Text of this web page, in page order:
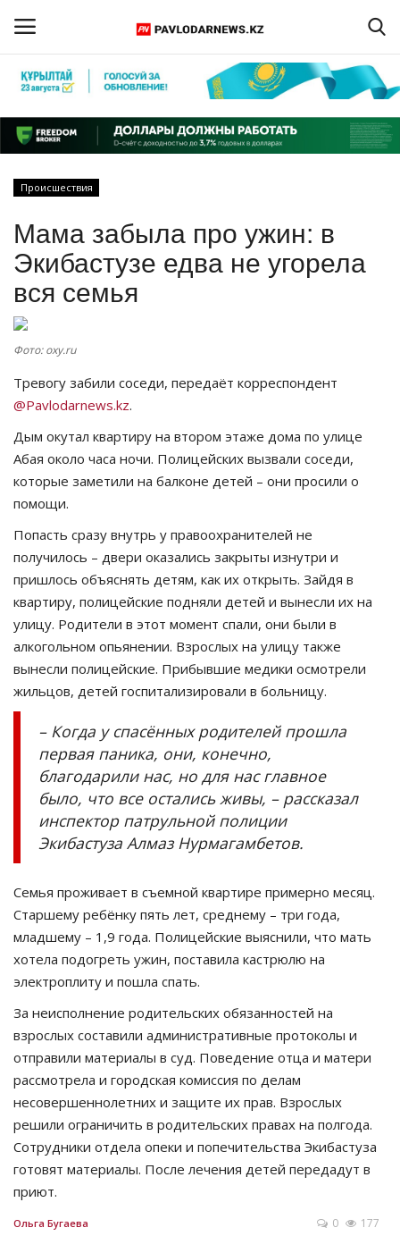
Регистрация
Главная
ПАВЛОДАРСКАЯ ОБЛАСТЬ
КАЗАХСТАН
МИР
СПЕЦПРОЕКТЫ
СПОРТ
Чек-лист
OFFICIAL
Курултай
Қазақша Русский
Происшествия
Мама забыла про ужин: в
Экибастузе едва не угорела
вся семья
Фото: oxy.ru
Тревогу забили соседи, передаёт корреспондент
@Pavlodarnews.kz.
Дым окутал квартиру на втором этаже дома по улице
Абая около часа ночи. Полицейских вызвали соседи,
которые заметили на балконе детей – они просили о
помощи.
Попасть сразу внутрь у правоохранителей не
получилось – двери оказались закрыты изнутри и
пришлось объяснять детям, как их открыть. Зайдя в
квартиру, полицейские подняли детей и вынесли их на
улицу. Родители в этот момент спали, они были в
алкогольном опьянении. Взрослых на улицу также
вынесли полицейские. Прибывшие медики осмотрели
жильцов, детей госпитализировали в больницу.
– Когда у спасённых родителей прошла
первая паника, они, конечно,
благодарили нас, но для нас главное
было, что все остались живы, – рассказал
инспектор патрульной полиции
Экибастуза Алмаз Нурмагамбетов.
Семья проживает в съемной квартире примерно месяц.
Старшему ребёнку пять лет, среднему – три года,
младшему – 1,9 года. Полицейские выяснили, что мать
хотела подогреть ужин, поставила кастрюлю на
электроплиту и пошла спать.
За неисполнение родительских обязанностей на
взрослых составили административные протоколы и
отправили материалы в суд. Поведение отца и матери
рассмотрела и городская комиссия по делам
несовершеннолетних и защите их прав. Взрослых
решили ограничить в родительских правах на полгода.
Сотрудники отдела опеки и попечительства Экибастуза
готовят материалы. После лечения детей передадут в
приют.
Ольга Бугаева 0 177